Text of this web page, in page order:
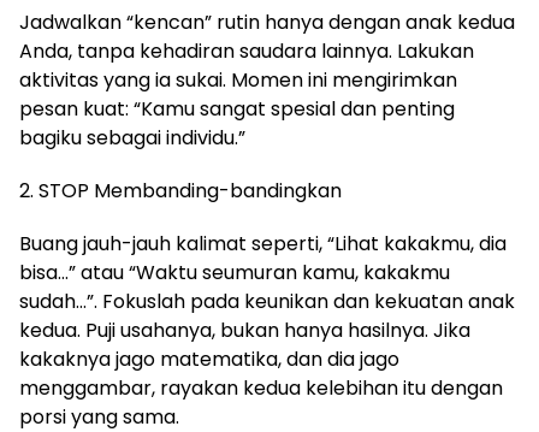
Jadwalkan “kencan” rutin hanya dengan anak kedua
Anda, tanpa kehadiran saudara lainnya. Lakukan
aktivitas yang ia sukai. Momen ini mengirimkan
pesan kuat: “Kamu sangat spesial dan penting
bagiku sebagai individu.”
2. STOP Membanding-bandingkan
Buang jauh-jauh kalimat seperti, “Lihat kakakmu, dia
bisa…” atau “Waktu seumuran kamu, kakakmu
sudah…”. Fokuslah pada keunikan dan kekuatan anak
kedua. Puji usahanya, bukan hanya hasilnya. Jika
kakaknya jago matematika, dan dia jago
menggambar, rayakan kedua kelebihan itu dengan
porsi yang sama.